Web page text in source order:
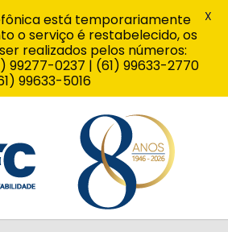
está temporariamente
o serviço é restabelecido, os
realizados pelos números:
99277-0237 | (61) 99633-2770
99633-5016
X